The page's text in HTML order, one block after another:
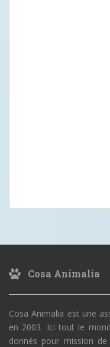
Cosa Animalia
Cosa Animalia est une
en 2003. Ici tout le
donnés pour mission